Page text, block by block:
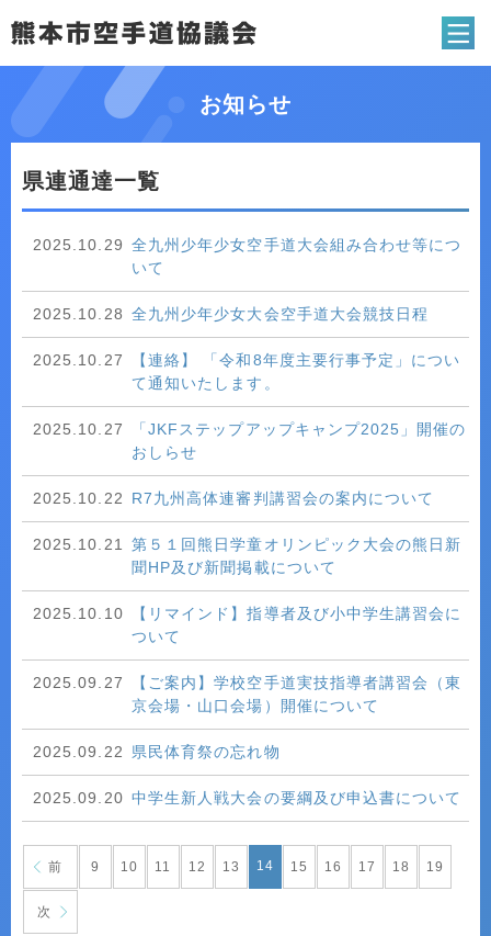
熊本市空手道協
お知らせ
県連通達一覧
2025.10.29 全九州少年少女空手道大会組み合わせ等につ
いて
2025.10.28 全九州少年少女大会空手道大会競技日程
2025.10.27
【連絡】 「令和8年度主要行事予定」につい
て通知いたします。
2025.10.27
「JKFステップアップキャンプ2025」開催の
おしらせ
2025.10.22 R7九州高体連審判講習会の案内について
2025.10.21
第５１回熊日学童オリンピック大会の熊日新
聞HP及び新聞掲載について
2025.10.10
【リマインド】指導者及び小中学生講習会に
ついて
2025.09.27
【ご案内】学校空手道実技指導者講習会（東
京会場・山口会場）開催について
2025.09.22 県民体育祭の忘れ物
2025.09.20 中学生新人戦大会の要綱及び申込書について
前 9 10 11 12 13 14 15 16 17 18 19
次